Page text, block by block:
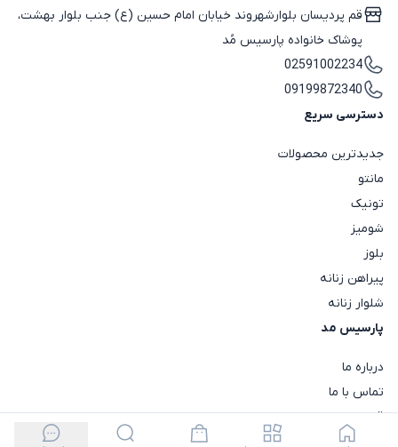
قم پردیسان بلوارشهروند خیابان امام حسین (ع) جنب بلوار بهشت،
پوشاک خانواده پارسیس مُد
02591002234
09199872340
دسترسی سریع
جدیدترین محصولات
مانتو
تونیک
شومیز
بلوز
پیراهن زنانه
شلوار زنانه
پارسیس مد
درباره ما
تماس با ما
قوانین و مقررات پارسیس مد
حریم خصوصی کاربران